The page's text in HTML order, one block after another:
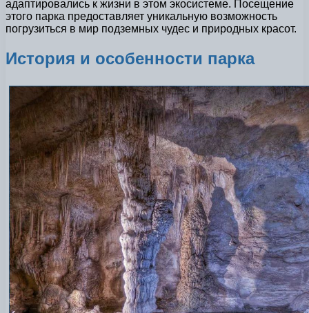
адаптировались к жизни в этом экосистеме. Посещение
этого парка предоставляет уникальную возможность
погрузиться в мир подземных чудес и природных красот.
История и особенности парка